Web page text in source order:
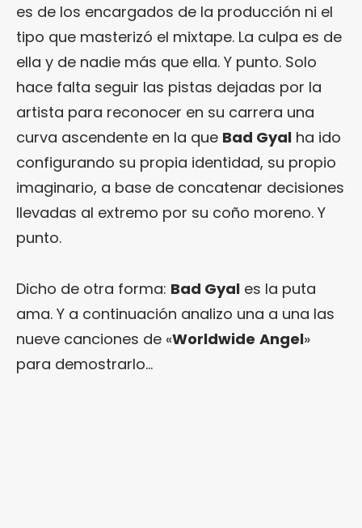
es de los encargados de la producción ni el
tipo que masterizó el mixtape. La culpa es de
ella y de nadie más que ella. Y punto. Solo
hace falta seguir las pistas dejadas por la
artista para reconocer en su carrera una
curva ascendente en la que Bad Gyal ha ido
configurando su propia identidad, su propio
imaginario, a base de concatenar decisiones
llevadas al extremo por su coño moreno. Y
punto.
Dicho de otra forma: Bad Gyal es la puta
ama. Y a continuación analizo una a una las
nueve canciones de «Worldwide Angel»
para demostrarlo…